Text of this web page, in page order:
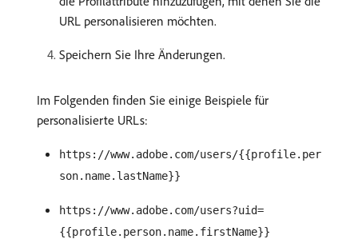
URL personalisieren möchten.
Speichern Sie Ihre Änderungen.
Im Folgenden finden Sie einige Beispiele für
personalisierte URLs:
https://www.adobe.com/users/{{profile.per
son.name.lastName}}
https://www.adobe.com/users?uid=
{{profile.person.name.firstName}}